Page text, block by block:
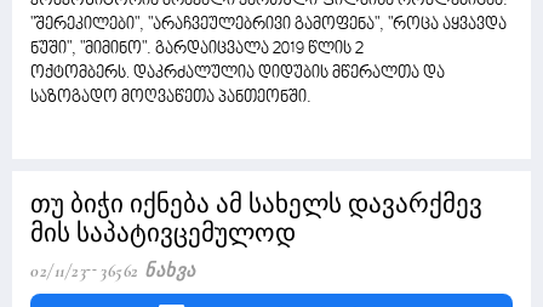
"შერეკილები", "არაჩვეულებრივი გამოფენა", "როცა აყვავდა
ნუში", "მიმინო". გარდაიცვალა 2019 წლის 2
ოქტომბერს. დაკრძალულია დიდუბის მწერალთა და
საზოგადო მოღვაწეთა პანთეონში.
თუ ბიჭი იქნება ამ სახელს დავარქმევ
მის საპატივცემულოდ
02/11/23 36562 Ნახვა